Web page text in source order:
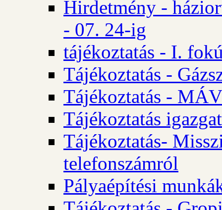
Hirdetmény -
- 07. 24-ig
tájékoztatás - I.
Tájékoztatás -
Tájékoztatás -
Tájékoztatás
Tájékoztatás-
telefonszámról
Pályaépítési